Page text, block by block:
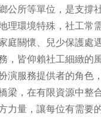
公所等單位，是支撐
理環境特殊，社工常
庭關懷、兒少保護處
，皆仰賴社工細緻的
演服務提供者的角色
梁，在有限資源中整
力量，讓每位有需要